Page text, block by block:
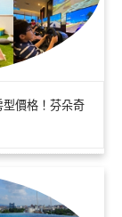
型價格！芬朵奇